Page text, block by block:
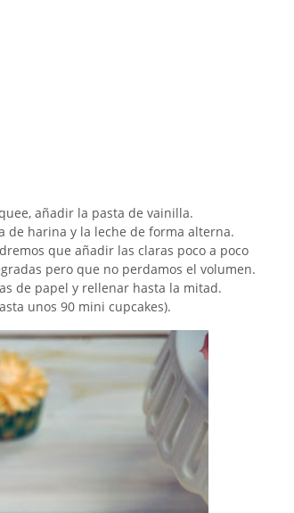
añadir la pasta de vainilla.
de harina y la leche de forma alterna.
que añadir las claras poco a poco
pero que no perdamos el volumen.
de papel y rellenar hasta la mitad.
unos 90 mini cupcakes).